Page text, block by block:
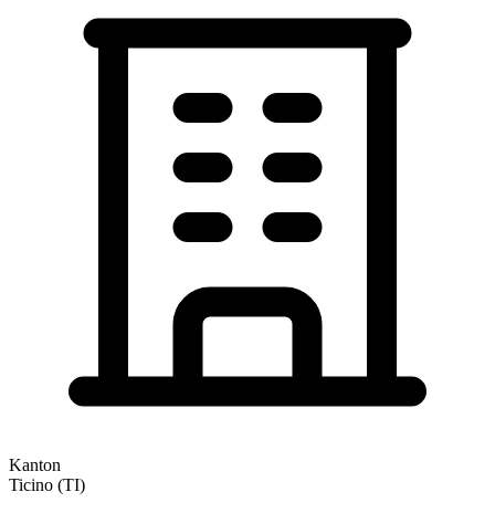
Kanton
Ticino (TI)